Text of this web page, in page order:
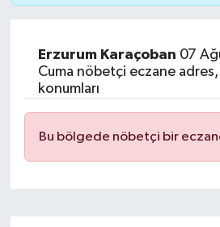
Erzurum Karaçoban 07
Cuma nöbetçi eczane
konumları
Bu bölgede nöbetçi bir